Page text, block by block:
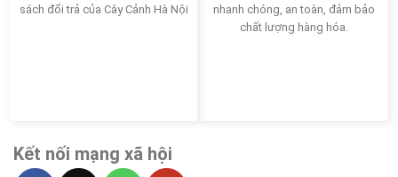
sách đổi trả của Cây Cảnh Hà Nội
nhanh chóng, an toàn, đảm bảo
chất lượng hàng hóa.
Kết nối mạng xã hội